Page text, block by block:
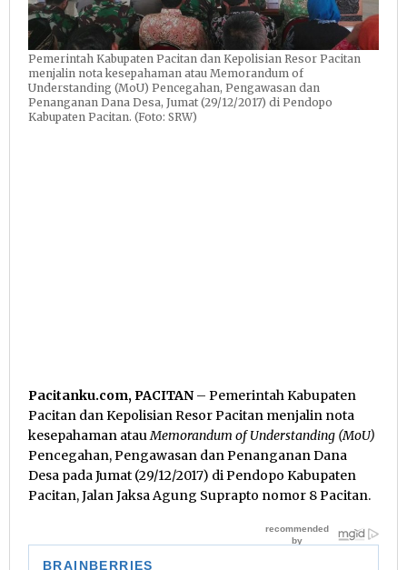
Pemerintah Kabupaten Pacitan dan Kepolisian Resor Pacitan
menjalin nota kesepahaman atau Memorandum of
Understanding (MoU) Pencegahan, Pengawasan dan
Penanganan Dana Desa, Jumat (29/12/2017) di Pendopo
Kabupaten Pacitan. (Foto: SRW)
Pacitanku.com, PACITAN – Pemerintah Kabupaten
Pacitan dan Kepolisian Resor Pacitan menjalin nota
kesepahaman atauMemorandum of Understanding (MoU)
Pencegahan, Pengawasan dan Penanganan Dana
Desa pada Jumat (29/12/2017) di Pendopo Kabupaten
Pacitan, Jalan Jaksa Agung Suprapto nomor 8 Pacitan.